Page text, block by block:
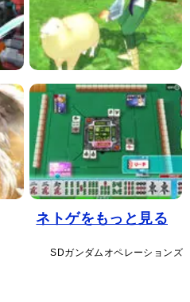
ネトゲをもっと見る
SDガンダムオペレーションズ